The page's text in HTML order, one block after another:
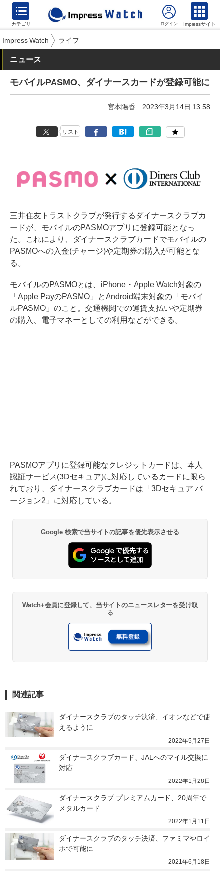
カテゴリ Impressサイト
Impress Watch ライフ
ニュース
モバイルPASMO、ダイナースカードが登録可能に
宮本陽香 2023年3月14日 13:58
リスト
三井住友トラストクラブが発行するダイナースクラブカ
ードが、モバイルのPASMOアプリに登録可能となっ
た。これにより、ダイナースクラブカードでモバイルの
PASMOへの入金(チャージ)や定期券の購入が可能とな
る。
モバイルのPASMOとは、iPhone・Apple Watch対象の
「Apple PayのPASMO」とAndroid端末対象の「モバイ
ルPASMO」のこと。交通機関での運賃支払いや定期券
の購入、電子マネーとしての利用などができる。
PASMOアプリに登録可能なクレジットカードは、本人
認証サービス(3Dセキュア)に対応しているカードに限ら
れており、ダイナースクラブカードは「3Dセキュア バ
ージョン2」に対応している。
Google 検索で当サイトの記事を優先表示させる
Watch+会員に登録して、当サイトのニュースレターを受け取
る
関連記事
ダイナースクラブのタッチ決済、イオンなどで使
えるように
2022年5月27日
ダイナースクラブカード、JALへのマイル交換に
対応
2022年1月28日
ダイナースクラブ プレミアムカード、20周年で
メタルカード
2022年1月11日
ダイナースクラブのタッチ決済、ファミマやロイ
ホで可能に
2021年6月18日